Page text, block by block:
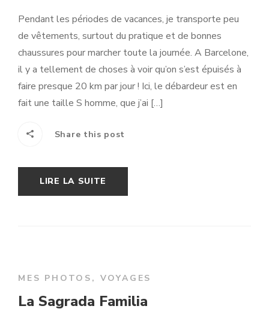
Pendant les périodes de vacances, je transporte peu
de vêtements, surtout du pratique et de bonnes
chaussures pour marcher toute la journée. A Barcelone,
il y a tellement de choses à voir qu’on s’est épuisés à
faire presque 20 km par jour ! Ici, le débardeur est en
fait une taille S homme, que j’ai […]
LIRE LA SUITE
Share this post
MES PHOTOS , VOYAGES
La Sagrada Familia